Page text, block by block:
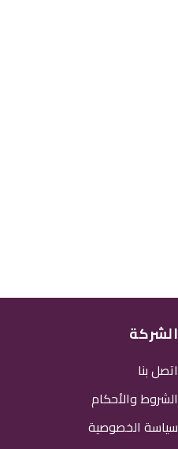
الشركة
اتصل بنا
الشروط والأحكام
سياسة الخصوصية